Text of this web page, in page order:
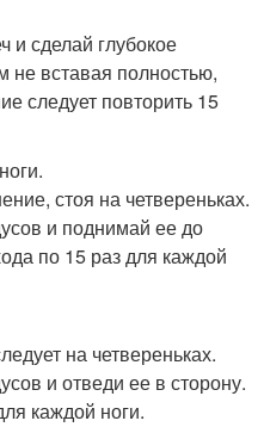
и сделай глубокое
не вставая полностью,
следует повторить 15
стоя на четвереньках.
и поднимай ее до
по 15 раз для каждой
на четвереньках.
и отведи ее в сторону.
каждой ноги.